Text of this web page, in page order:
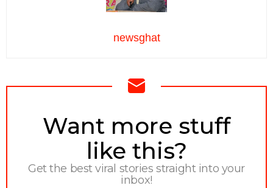
newsghat
NEWSLETTER
Want more stuff
like this?
Get the best viral stories straight into your
inbox!